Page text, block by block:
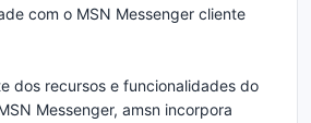
com o MSN Messenger cliente
dos recursos e funcionalidades do
Messenger, amsn incorpora